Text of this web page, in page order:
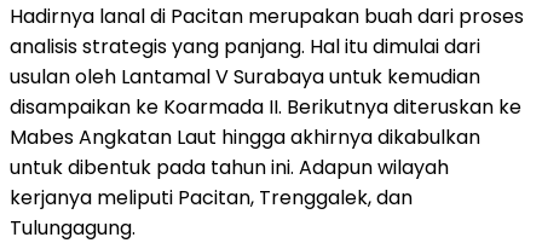
Hadirnya lanal di Pacitan merupakan buah dari proses
analisis strategis yang panjang. Hal itu dimulai dari
usulan oleh Lantamal V Surabaya untuk kemudian
disampaikan ke Koarmada II. Berikutnya diteruskan ke
Mabes Angkatan Laut hingga akhirnya dikabulkan
untuk dibentuk pada tahun ini. Adapun wilayah
kerjanya meliputi Pacitan, Trenggalek, dan
Tulungagung.